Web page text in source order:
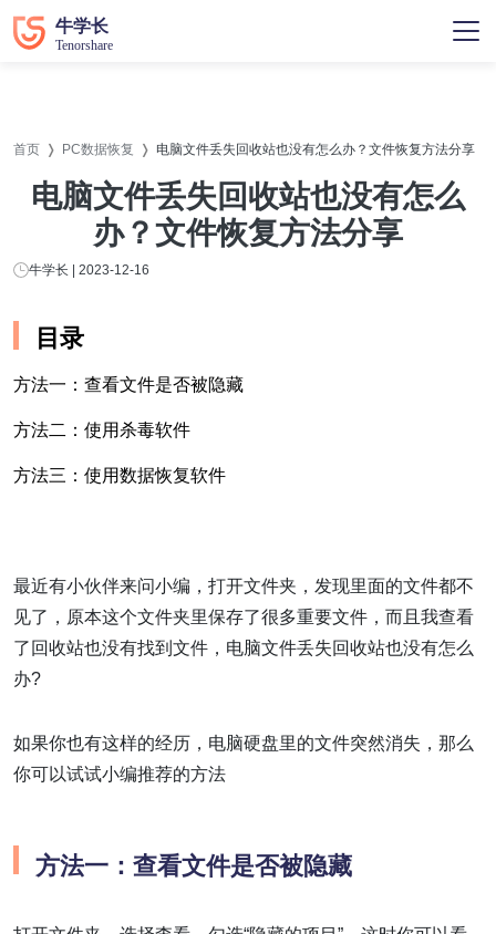
首页 PC数据恢复 电脑文件丢失回收站也没有怎么办？文件恢复方法分享
电脑文件丢失回收站也没有怎么
办？文件恢复方法分享
牛学长 | 2023-12-16
目录
方法一：查看文件是否被隐藏
方法二：使用杀毒软件
方法三：使用数据恢复软件
最近有小伙伴来问小编，打开文件夹，发现里面的文件都不
见了，原本这个文件夹里保存了很多重要文件，而且我查看
了回收站也没有找到文件，电脑文件丢失回收站也没有怎么
办?
如果你也有这样的经历，电脑硬盘里的文件突然消失，那么
你可以试试小编推荐的方法
方法一：查看文件是否被隐藏